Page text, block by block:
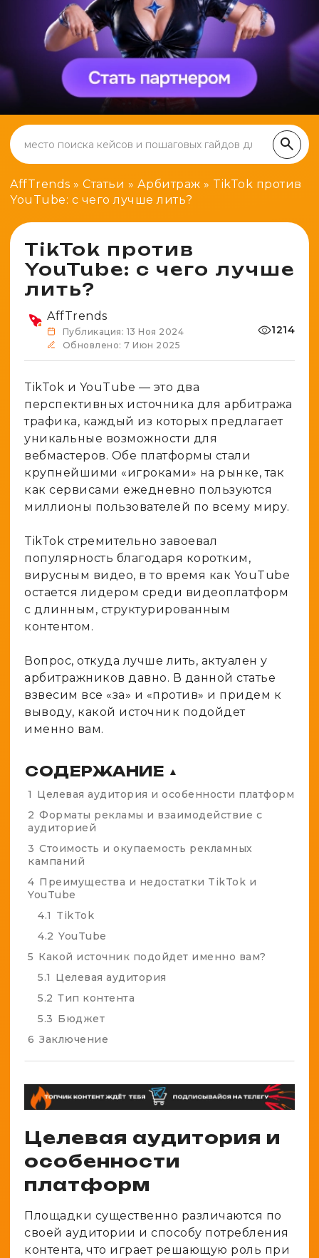
Крипто
Адалт
Spy-сервисы
Вайты
Аккаунты
Проверка анонимности
Конвертер cookies
Генератор личности
AffTrends » Статьи » Арбитраж » TikTok против
YouTube: с чего лучше лить?
TikTok против
YouTube: с чего лучше
лить?
AffTrends
Публикация: 13 Ноя 2024
Обновлено: 7 Июн 2025
1214
TikTok и YouTube — это два
перспективных источника для арбитража
трафика, каждый из которых предлагает
уникальные возможности для
вебмастеров. Обе платформы стали
крупнейшими «игроками» на рынке, так
как сервисами ежедневно пользуются
миллионы пользователей по всему миру.
TikTok стремительно завоевал
популярность благодаря коротким,
вирусным видео, в то время как YouTube
остается лидером среди видеоплатформ
с длинным, структурированным
контентом.
Вопрос, откуда лучше лить, актуален у
арбитражников давно. В данной статье
взвесим все «за» и «против» и придем к
выводу, какой источник подойдет
именно вам.
СОДЕРЖАНИЕ ▲
1 Целевая аудитория и особенности платформ
2 Форматы рекламы и взаимодействие с
аудиторией
3 Стоимость и окупаемость рекламных
кампаний
4 Преимущества и недостатки TikTok и
YouTube
4.1 TikTok
4.2 YouTube
5 Какой источник подойдет именно вам?
5.1 Целевая аудитория
5.2 Тип контента
5.3 Бюджет
6 Заключение
Целевая аудитория и
особенности
платформ
Площадки существенно различаются по
своей аудитории и способу потребления
контента, что играет решающую роль при